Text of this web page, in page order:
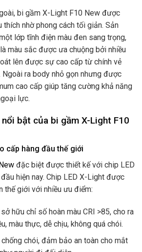
bi gầm X-Light F10 New được
thích nhờ phong cách tối giản. Sản
lớp tĩnh điện màu đen sang trọng,
màu sắc được ưa chuộng bởi nhiều
lên được sự cao cấp từ chính vẻ
ra body nhỏ gọn nhưng được
cao cấp giúp tăng cường khả năng
lực.
bật của bi gầm X-Light F10
cấp hàng đầu thế giới
đặc biệt được thiết kế với chip LED
hiện nay. Chip LED X-Light được
thế giới với nhiều ưu điểm:
hữu chỉ số hoàn màu CRI >85, cho ra
màu thực, dễ chịu, không quá chói.
chống chói, đảm bảo an toàn cho mắt